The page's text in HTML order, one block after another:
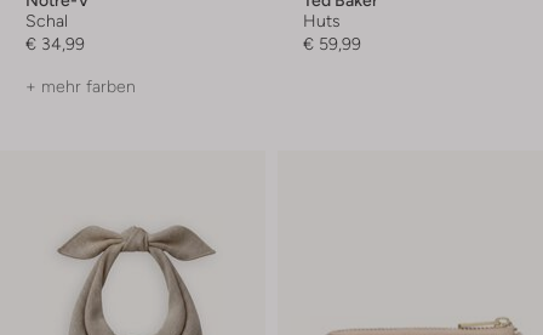
Schal
€ 34,99
+ mehr farben
Huts
€ 59,99